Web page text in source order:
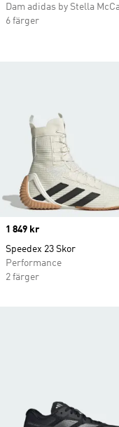
Price
1 849 kr
Speedex 23 Skor
Performance
2 färger
Dam adidas by Stella
6 färger